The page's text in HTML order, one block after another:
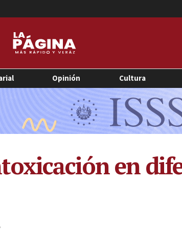
Opinión Cultura
en